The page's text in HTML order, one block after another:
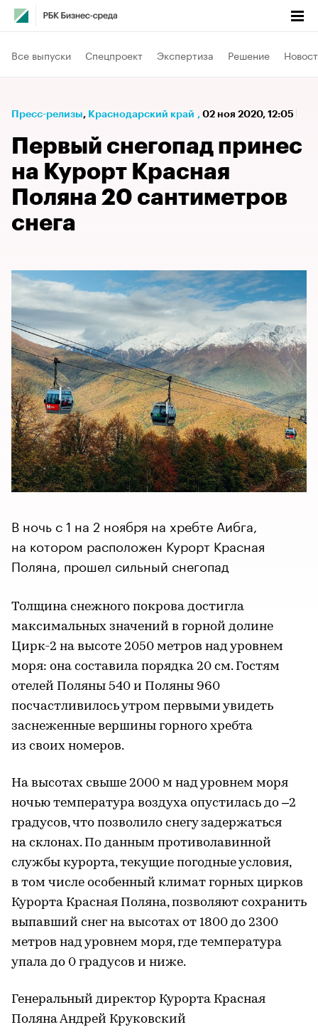
Все выпуски Спецпроект Экспертиза Решение
Пресс-релизы⁠, Краснодарский край , 02 ноя 2020, 12:05
Первый снегопад принес
на Курорт Красная
Поляна 20 сантиметров
снега
В ночь с 1 на 2 ноября на хребте Аибга,
на котором расположен Курорт Красная
Поляна, прошел сильный снегопад
Толщина снежного покрова достигла
максимальных значений в горной долине
Цирк-2 на высоте 2050 метров над уровнем
моря: она составила порядка 20 см. Гостям
отелей Поляны 540 и Поляны 960
посчастливилось утром первыми увидеть
заснеженные вершины горного хребта
из своих номеров.
На высотах свыше 2000 м над уровнем моря
ночью температура воздуха опустилась до –2
градусов, что позволило снегу задержаться
на склонах. По данным противолавинной
службы курорта, текущие погодные условия,
в том числе особенный климат горных цирков
Курорта Красная Поляна, позволяют сохранить
выпавший снег на высотах от 1800 до 2300
метров над уровнем моря, где температура
упала до 0 градусов и ниже.
Генеральный директор Курорта Красная
Поляна Андрей Круковский